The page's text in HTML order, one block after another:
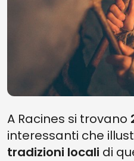
A Racines si trovano
interessanti che
tradizioni locali di